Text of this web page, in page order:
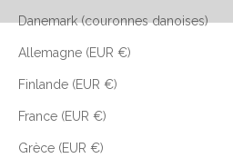
Danemark (couronnes danoises)
Allemagne (EUR €)
Finlande (EUR €)
France (EUR €)
Grèce (EUR €)